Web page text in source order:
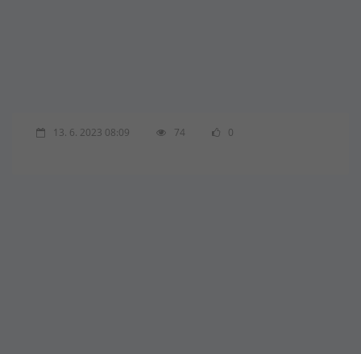
13. 6. 2023 08:09 74 0